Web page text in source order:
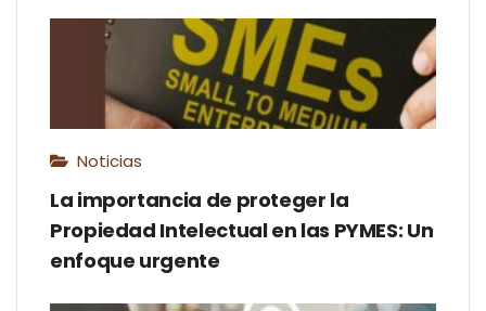
Noticias
La importancia de proteger la
Propiedad Intelectual en las PYMES: Un
enfoque urgente